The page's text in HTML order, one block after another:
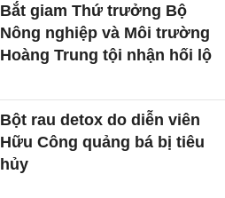
Bắt giam Thứ trưởng Bộ
Nông nghiệp và Môi trường
Hoàng Trung tội nhận hối lộ
Bột rau detox do diễn viên
Hữu Công quảng bá bị tiêu
hủy